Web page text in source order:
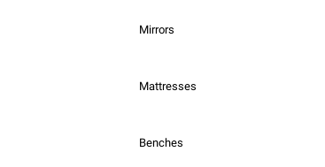
Mirrors
Mattresses
Benches